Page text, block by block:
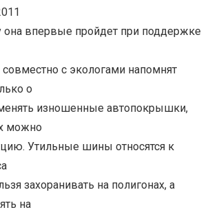
она впервые пройдет при поддержке
с экологами напомнят
о
изношенные автопокрышки,
можно
Утильные шины относятся к
захоранивать на полигонах, а
на